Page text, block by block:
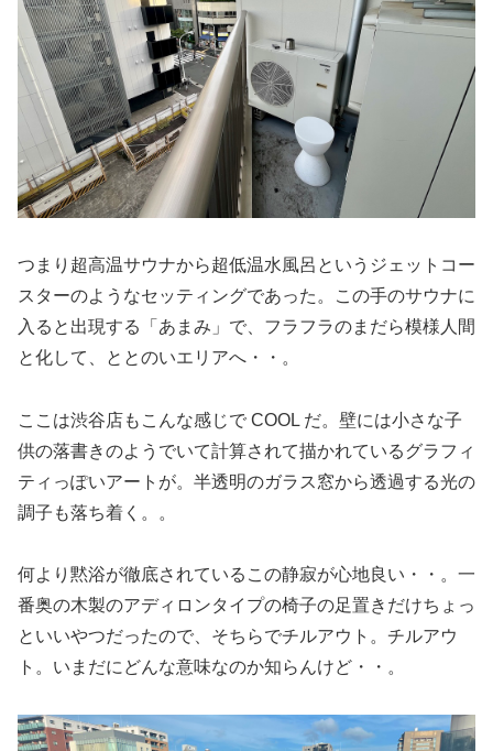
つまり超高温サウナから超低温水風呂というジェットコー
スターのようなセッティングであった。この手のサウナに
入ると出現する「あまみ」で、フラフラのまだら模様人間
と化して、ととのいエリアへ・・。
ここは渋谷店もこんな感じで COOL だ。壁には小さな子
供の落書きのようでいて計算されて描かれているグラフィ
ティっぽいアートが。半透明のガラス窓から透過する光の
調子も落ち着く。。
何より黙浴が徹底されているこの静寂が心地良い・・。一
番奥の木製のアディロンタイプの椅子の足置きだけちょっ
といいやつだったので、そちらでチルアウト。チルアウ
ト。いまだにどんな意味なのか知らんけど・・。